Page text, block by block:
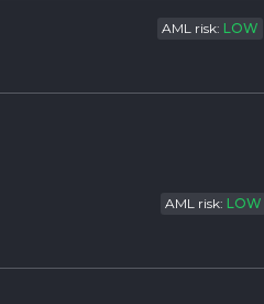
AML risk: LOW
AML risk: LOW